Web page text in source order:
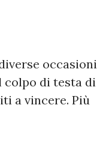
occasioni
colpo di testa di
a vincere. Più